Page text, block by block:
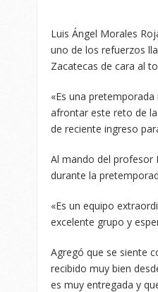
Luis Ángel Morales
uno de los refuerzos
Zacatecas de cara al
«Es una
afrontar este reto de
de reciente ingreso
Al mando del profesor
durante la
«Es un equipo
excelente grupo y
Agregó que se siente
recibido muy bien
es muy entregada y